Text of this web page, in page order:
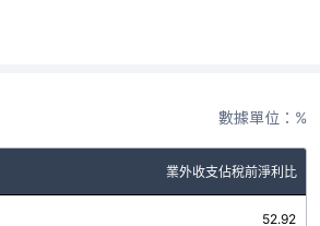
數據單位：%
業外收支佔稅前淨利比
52.92